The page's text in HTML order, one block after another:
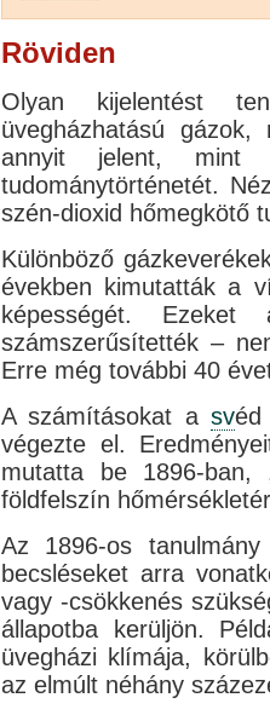
Röviden
Olyan kijelentést
üvegházhatású
annyit jelent, mint
tudománytörténetét.
szén-dioxid hőmegkötő
Különböző
években kimutatták a
képességét.
számszerűsítették –
Erre még további 40
A számításokat a svéd
végezte el.
mutatta be 1896-ban,
földfelszín
Az 1896-os
becsléseket arra
vagy -csökkenés
állapotba kerüljön.
üvegházi klímája,
az elmúlt néhány